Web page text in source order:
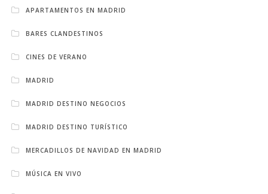
APARTAMENTOS EN MADRID
BARES CLANDESTINOS
CINES DE VERANO
MADRID
MADRID DESTINO NEGOCIOS
MADRID DESTINO TURÍSTICO
MERCADILLOS DE NAVIDAD EN MADRID
MÚSICA EN VIVO